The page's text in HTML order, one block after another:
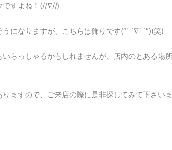
ですよね！(//∇//)
うになりますが、こちらは飾りです(“⌒∇⌒”)(笑)
いらっしゃるかもしれませんが、店内のとある場
りますので、ご来店の際に是非探してみて下さい